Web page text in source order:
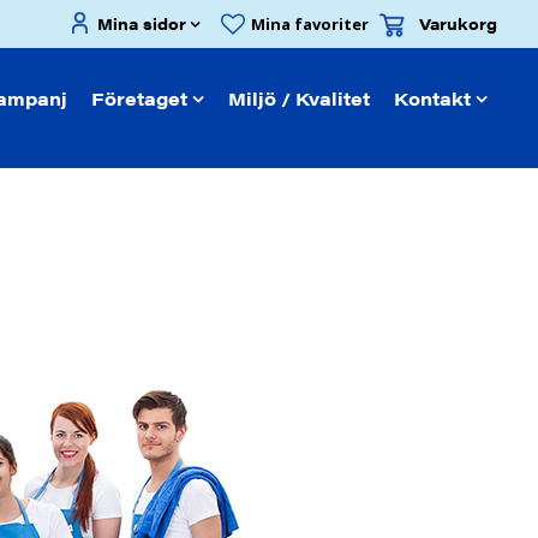
Mina sidor Mina favoriter Varukorg
Företaget Miljö / Kvalitet Kontakt